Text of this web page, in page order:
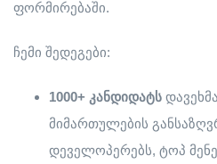
ფორმირებაში.
ჩემი შედეგები:
1000+ კანდიდატს
მიმართულების
დეველოპერებს, ტოპ